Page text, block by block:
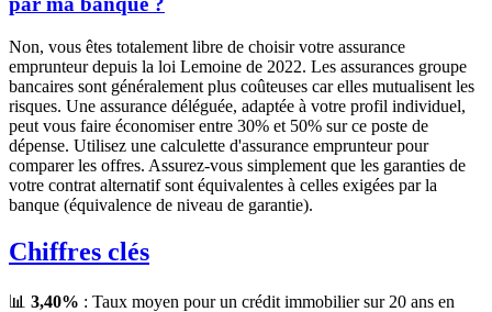
Non, vous êtes totalement libre de choisir votre assurance
emprunteur depuis la loi Lemoine de 2022. Les assurances groupe
bancaires sont généralement plus coûteuses car elles mutualisent les
risques. Une assurance déléguée, adaptée à votre profil individuel,
peut vous faire économiser entre 30% et 50% sur ce poste de
dépense. Utilisez une calculette d'assurance emprunteur pour
comparer les offres. Assurez-vous simplement que les garanties de
votre contrat alternatif sont équivalentes à celles exigées par la
banque (équivalence de niveau de garantie).
Chiffres clés
📊 3,40% : Taux moyen pour un crédit immobilier sur 20 ans en